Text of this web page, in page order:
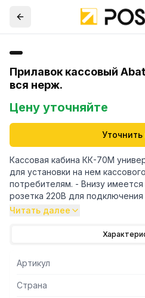
Прилавок кассовый
вся нерж.
Цену уточняйте
Уточнить
Кассовая кабина КК-70М
для установки на нем
потребителям. - Внизу
розетка 220В для подключения
Путем несложного монтажа
имеет регулируемые по
Читать далее
Артикул
Страна